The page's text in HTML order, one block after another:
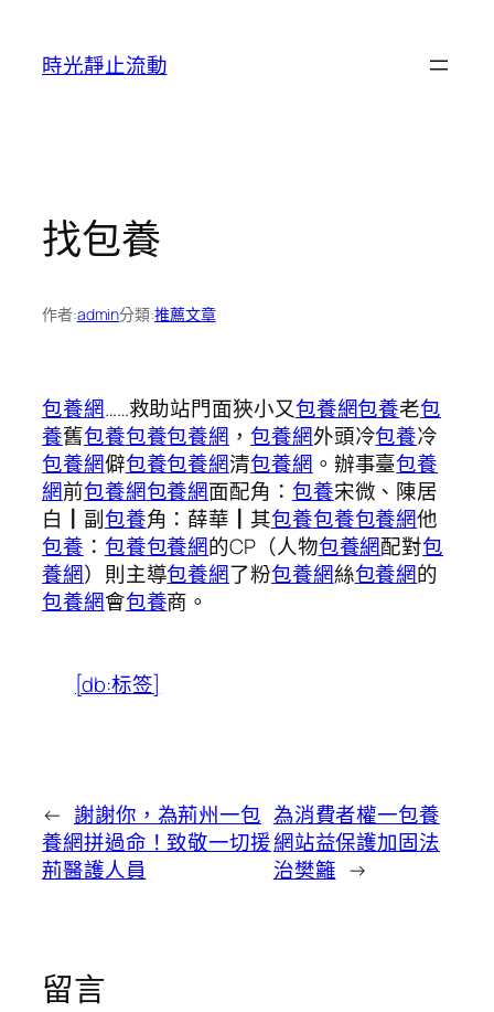
時光靜止流動
找包養
作者:admin分類:推薦文章
包養網……救助站門面狹小又包養網包養老包
養舊包養包養包養網 ，包養網外頭冷包養冷
包養網僻包養包養網清包養網 。辦事臺包養
網前包養網包養網面配角： 包養宋微、陳居
白┃副包養角：薛華┃其包養包養包養網他
包養 ： 包養包養網的CP（人物包養網配對包
養網）則主導包養網了粉包養網絲包養網的
包養網會包養商。
[db:标签]
← 謝謝你，為荊州一包
養網拼過命！致敬一切援
荊醫護人員
為消費者權一包養
網站益保護加固法
治樊籬 →
留言